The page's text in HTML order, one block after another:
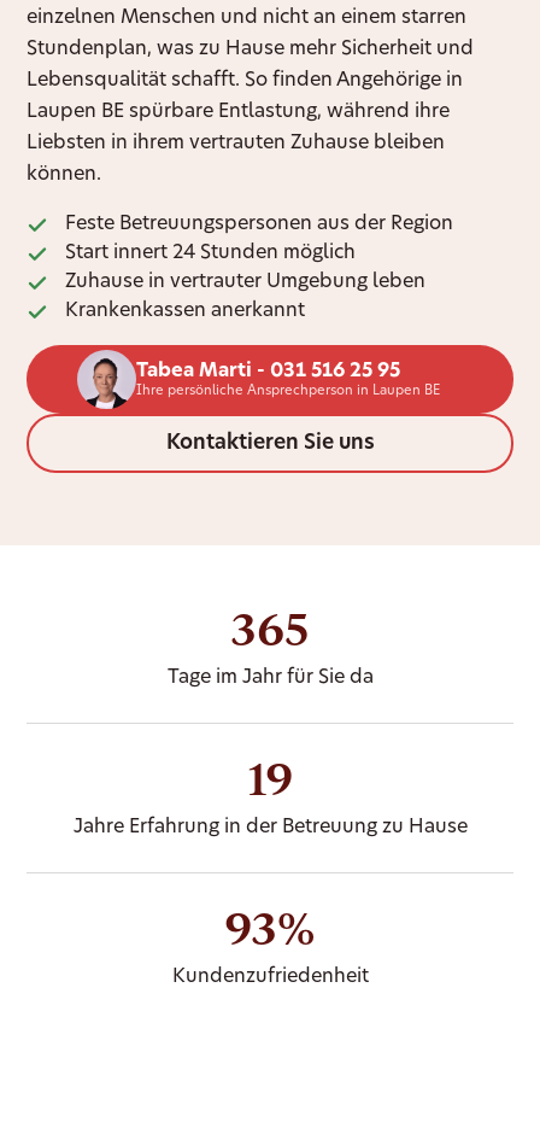
einzelnen Menschen und nicht an einem starren
Stundenplan, was zu Hause mehr Sicherheit und
Lebensqualität schafft. So finden Angehörige in
Laupen BE spürbare Entlastung, während ihre
Liebsten in ihrem vertrauten Zuhause bleiben
können.
Feste Betreuungspersonen aus der Region
Start innert 24 Stunden möglich
Zuhause in vertrauter Umgebung leben
Krankenkassen anerkannt
Tabea Marti - 031 516 25 95
Ihre persönliche Ansprechperson in Laupen BE
Kontaktieren Sie uns
365
Tage im Jahr für Sie da
19
Jahre Erfahrung in der Betreuung zu Hause
93%
Kundenzufriedenheit